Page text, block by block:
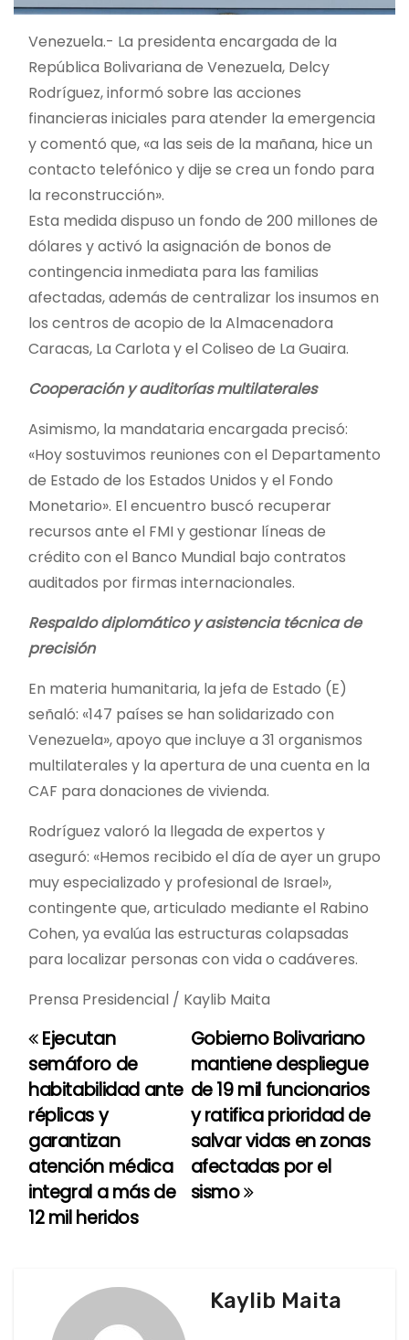
Venezuela.- La presidenta encargada de la
República Bolivariana de Venezuela, Delcy
Rodríguez, informó sobre las acciones
financieras iniciales para atender la emergencia
y comentó que, «a las seis de la mañana, hice un
contacto telefónico y dije se crea un fondo para
la reconstrucción».
Esta medida dispuso un fondo de 200 millones de
dólares y activó la asignación de bonos de
contingencia inmediata para las familias
afectadas, además de centralizar los insumos en
los centros de acopio de la Almacenadora
Caracas, La Carlota y el Coliseo de La Guaira.
​Cooperación y auditorías multilaterales
​Asimismo, la mandataria encargada precisó:
«Hoy sostuvimos reuniones con el Departamento
de Estado de los Estados Unidos y el Fondo
Monetario». El encuentro buscó recuperar
recursos ante el FMI y gestionar líneas de
crédito con el Banco Mundial bajo contratos
auditados por firmas internacionales.
Respaldo diplomático y asistencia técnica de
precisión
​En materia humanitaria, la jefa de Estado (E)
señaló: «147 países se han solidarizado con
Venezuela», apoyo que incluye a 31 organismos
multilaterales y la apertura de una cuenta en la
CAF para donaciones de vivienda.
Rodríguez valoró la llegada de expertos y
aseguró: «Hemos recibido el día de ayer un grupo
muy especializado y profesional de Israel»,
contingente que, articulado mediante el Rabino
Cohen, ya evalúa las estructuras colapsadas
para localizar personas con vida o cadáveres.
Prensa Presidencial / Kaylib Maita
N
a
v
e
g
Gobierno Bolivariano
mantiene despliegue
de 19 mil funcionarios
y ratifica prioridad de
salvar vidas en zonas
afectadas por el
sismo
Ejecutan
semáforo de
habitabilidad ante
réplicas y
garantizan
atención médica
integral a más de
12 mil heridos
Kaylib Maita